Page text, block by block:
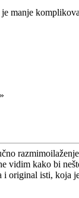
manje
»
vidim kako bi
original isti, koja